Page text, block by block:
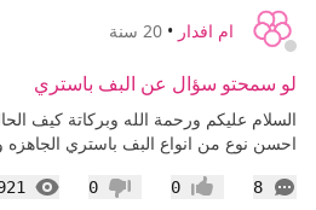
ام افدار • 20 سنة
لو سمحتو سؤال عن البف باستري
السلام عليكم ورحمة الله وبركاتة كيف
احسن نوع من انواع البف باستري الجاهزه
8
التعليقات إعجاب0 عدم إعجاب
0